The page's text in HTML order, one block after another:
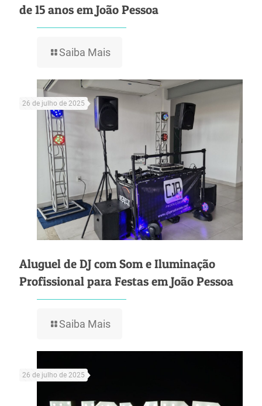
de 15 anos em João Pessoa
Saiba Mais
26 de julho de 2025
Aluguel de DJ com Som e Iluminação
Profissional para Festas em João Pessoa
Saiba Mais
26 de julho de 2025